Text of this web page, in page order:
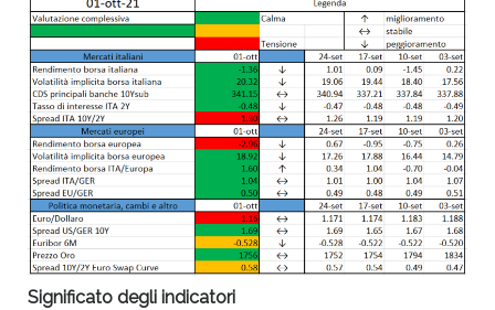
Significato degli indicatori